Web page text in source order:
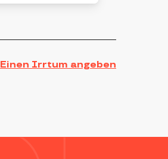
Einen Irrtum angeben